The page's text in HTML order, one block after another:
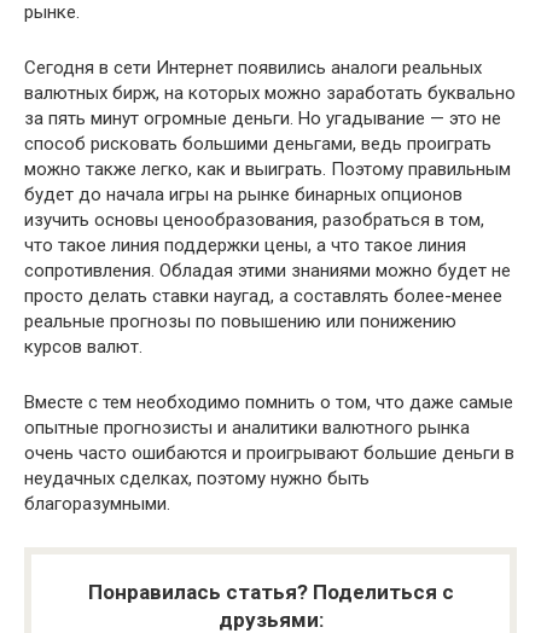
рынке.
Сегодня в сети Интернет появились аналоги реальных
валютных бирж, на которых можно заработать буквально
за пять минут огромные деньги. Но угадывание — это не
способ рисковать большими деньгами, ведь проиграть
можно также легко, как и выиграть. Поэтому правильным
будет до начала игры на рынке бинарных опционов
изучить основы ценообразования, разобраться в том,
что такое линия поддержки цены, а что такое линия
сопротивления. Обладая этими знаниями можно будет не
просто делать ставки наугад, а составлять более-менее
реальные прогнозы по повышению или понижению
курсов валют.
Вместе с тем необходимо помнить о том, что даже самые
опытные прогнозисты и аналитики валютного рынка
очень часто ошибаются и проигрывают большие деньги в
неудачных сделках, поэтому нужно быть
благоразумными.
Понравилась статья? Поделиться с
друзьями: